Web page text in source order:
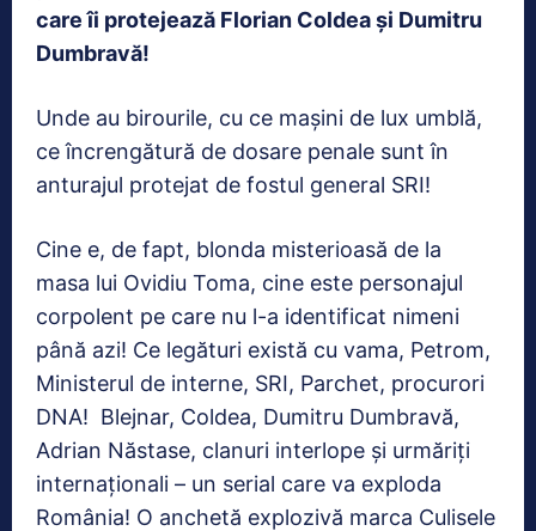
care îi protejează Florian Coldea și Dumitru
Dumbravă!
Unde au birourile, cu ce mașini de lux umblă,
ce încrengătură de dosare penale sunt în
anturajul protejat de fostul general SRI!
Cine e, de fapt, blonda misterioasă de la
masa lui Ovidiu Toma, cine este personajul
corpolent pe care nu l-a identificat nimeni
până azi! Ce legături există cu vama, Petrom,
Ministerul de interne, SRI, Parchet, procurori
DNA! Blejnar, Coldea, Dumitru Dumbravă,
Adrian Năstase, clanuri interlope și urmăriți
internaționali – un serial care va exploda
România! O anchetă explozivă marca Culisele